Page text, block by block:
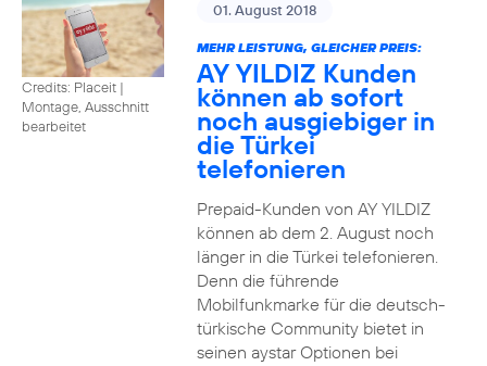
Credits: Placeit |
Montage, Ausschnitt
bearbeitet
01. August 2018
MEHR LEISTUNG, GLEICHER PREIS:
AY YILDIZ Kunden
können ab sofort
noch ausgiebiger in
die Türkei
telefonieren
Prepaid-Kunden von AY YILDIZ
können ab dem 2. August noch
länger in die Türkei telefonieren.
Denn die führende
Mobilfunkmarke für die deutsch-
türkische Community bietet in
seinen aystar Optionen bei